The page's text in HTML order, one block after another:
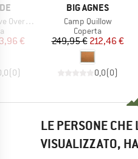
Throw
di prodotti
ridotto
€
(0)
MARCHIO
BIG AGNES
Articolo
Camp Quillow
Gruppo di prodotti
Coperta
Prezzo
249,95 €Prezzo ridotto
212,46 €
0,0(0)
LE PERSONE
VISUALIZZATO,